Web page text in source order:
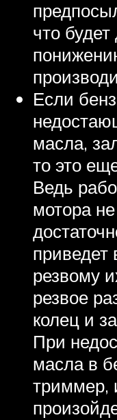
что
Если
масла,
то это
Ведь
мотора
приведет
резвому
резвое
колец и
При
масла в
триммер,